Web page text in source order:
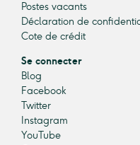
Postes vacants
Déclaration de
Cote de crédit
Se connecter
Blog
Facebook
Twitter
Instagram
YouTube